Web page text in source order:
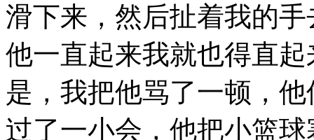
滑下来，然后扯着我的
他一直起来我就也得直
是，我把他骂了一顿，
过了一小会，他把小篮